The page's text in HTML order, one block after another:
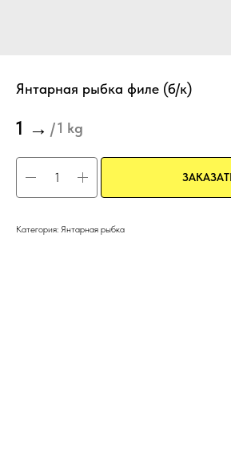
Янтарная рыбка филе (б/к)
1 → /1 kg
Категория: Янтарная рыбка